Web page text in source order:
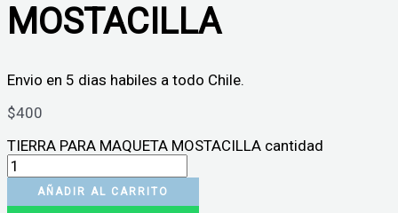
MOSTACILLA
Envio en 5 dias habiles a todo Chile.
$400
TIERRA PARA MAQUETA MOSTACILLA cantidad
AÑADIR AL CARRITO